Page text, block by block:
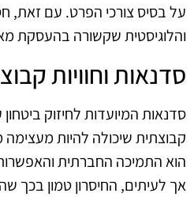
על בסיס צורכי הפרט. עם זאת,
והלוגיסטית שקשורה בהעסקת
סדנאות וחוויות
סדנאות המיועדות לחיזוק
קבוצתית שיכולה להיות מעצימה
הוא התמיכה החברתית
אך לעיתים, החיסרון טמון בכך